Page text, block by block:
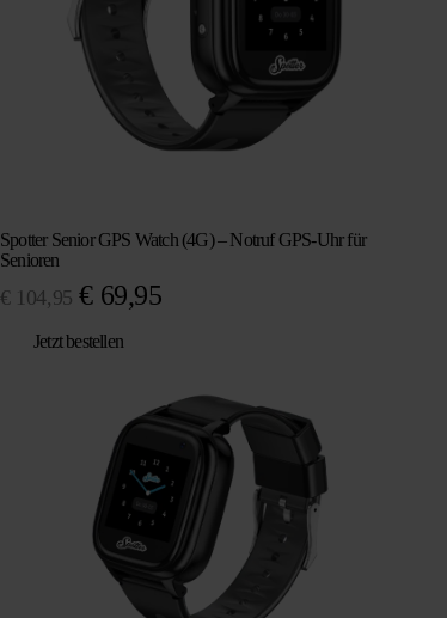
Spotter Senior GPS Watch (4G) – Notruf GPS-Uhr für
Senioren
€ 104,95 Ursprünglicher
war:
€ 69,95Aktueller
€ 69,95.
Jetzt bestellen